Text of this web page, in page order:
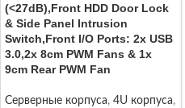
(<27dB),Front HDD Door Lock
& Side Panel Intrusion
Switch,Front I/O Ports: 2x USB
3.0,2x 8cm PWM Fans & 1x
9cm Rear PWM Fan
Серверные корпуса, 4U корпуса,